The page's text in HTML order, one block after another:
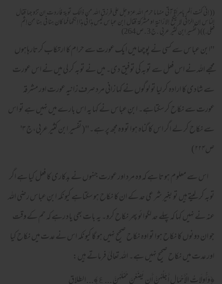
(( إنى كنت ألم بإمرأة آتى منها ما حرم الله عز و جل على فرزق الله من ذالك توبة فأردت ان تزو جها فقال
الناس إن الزانى لا ينكح إلا زانية او مشركة فقال إبن عباس ليس هذا فى هذا إنكحها فما كان هنا فى هنا من إثم
فعلى.)) ( تفسير ابن كثير عربى .ج 3 . ص 264)
''ابن عباس سے کسی نے پوچھا میں ایک عورت سے حرام کا ارتکاب کرتارہاہوں
مجھے اللہ نے اس فعل سے توبہ کی توفیق دی۔ میں نے توبہ کر لی میں نے اس عورت
سے شادی کا ارادہ کر لیا تو لوگوں نے کہا زانی مرد صرف زانیہ عورت اور مشرقہ
عورت سے نکاح کر سکتاہے۔ ابنِ عباس نے کہا یہ اس بارے میں نہیں ہے تو اس
سے نکاح کر لے اگر اس کا گناہ ہوا تو وہ مجھ پر ہے۔''(تفسیر ابن کثیر عربی،ج ۳'
ص۲۲۴)
اس سے معلوم ہوتا ہے کہ وہ مرد اور عورت جنہوں نے بدکاری کا فعل کیا ہے اگر
توبہ کر لیتے ہیں تو بغیر شرعی حد کے ان کا نکاح ہو سکتاہے کیونکہ ابنِ عباس رضی اللہ
عنہ نے نہیں کہا کہ پہلے حد لگوائو پھر نکاح کرو۔ یہ بات بھی یاد رہے کہ حم کے وقت
جو ان دونوں کا نکاح ہوا تو اوہ نکاح صحیح نہیں ہو گا کیونکہ اس نے عدت میں نکاح کیا
اور عدت میں نکاح صحیح نہیں ہے۔ اللہ تعالیٰ فرماتے ہیں: